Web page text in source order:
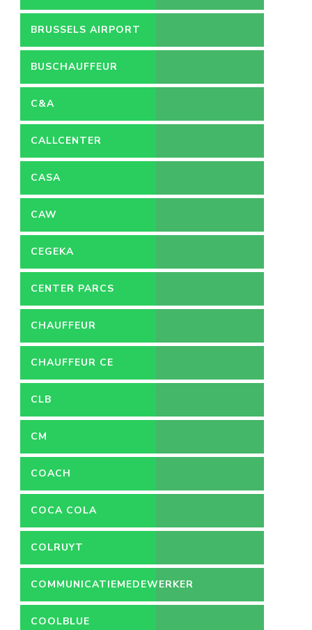
BRUSSELS AIRPORT
BUSCHAUFFEUR
C&A
CALLCENTER
VACATURES
CASA
CAW
CEGEKA
CENTER PARCS
CHAUFFEUR
CHAUFFEUR CE
CLB
CM
COACH
COCA COLA
COLRUYT
COMMUNICATIEMEDEWERKER
COOLBLUE